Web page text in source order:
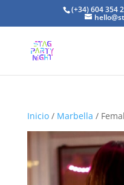
(+34) 604 354
Inicio/ Marbella /